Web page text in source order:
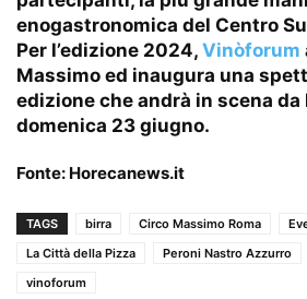
enogastronomica del Centro
Per l’edizione 2024, Vinòforum
Massimo ed inaugura una
edizione che andrà in scena da
domenica 23 giugno.
Fonte: Horecanews.it
TAGS birra Circo Massimo Roma
La Città della Pizza
Peroni Nastro Azzurro
vinoforum